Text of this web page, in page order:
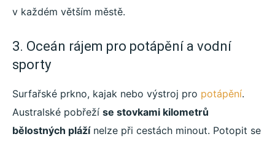
v každém větším městě.
3. Oceán rájem pro potápění a vodní
sporty
Surfařské prkno, kajak nebo výstroj pro potápění.
Australské pobřeží se stovkami kilometrů
bělostných plážínelze při cestách minout. Potopit se